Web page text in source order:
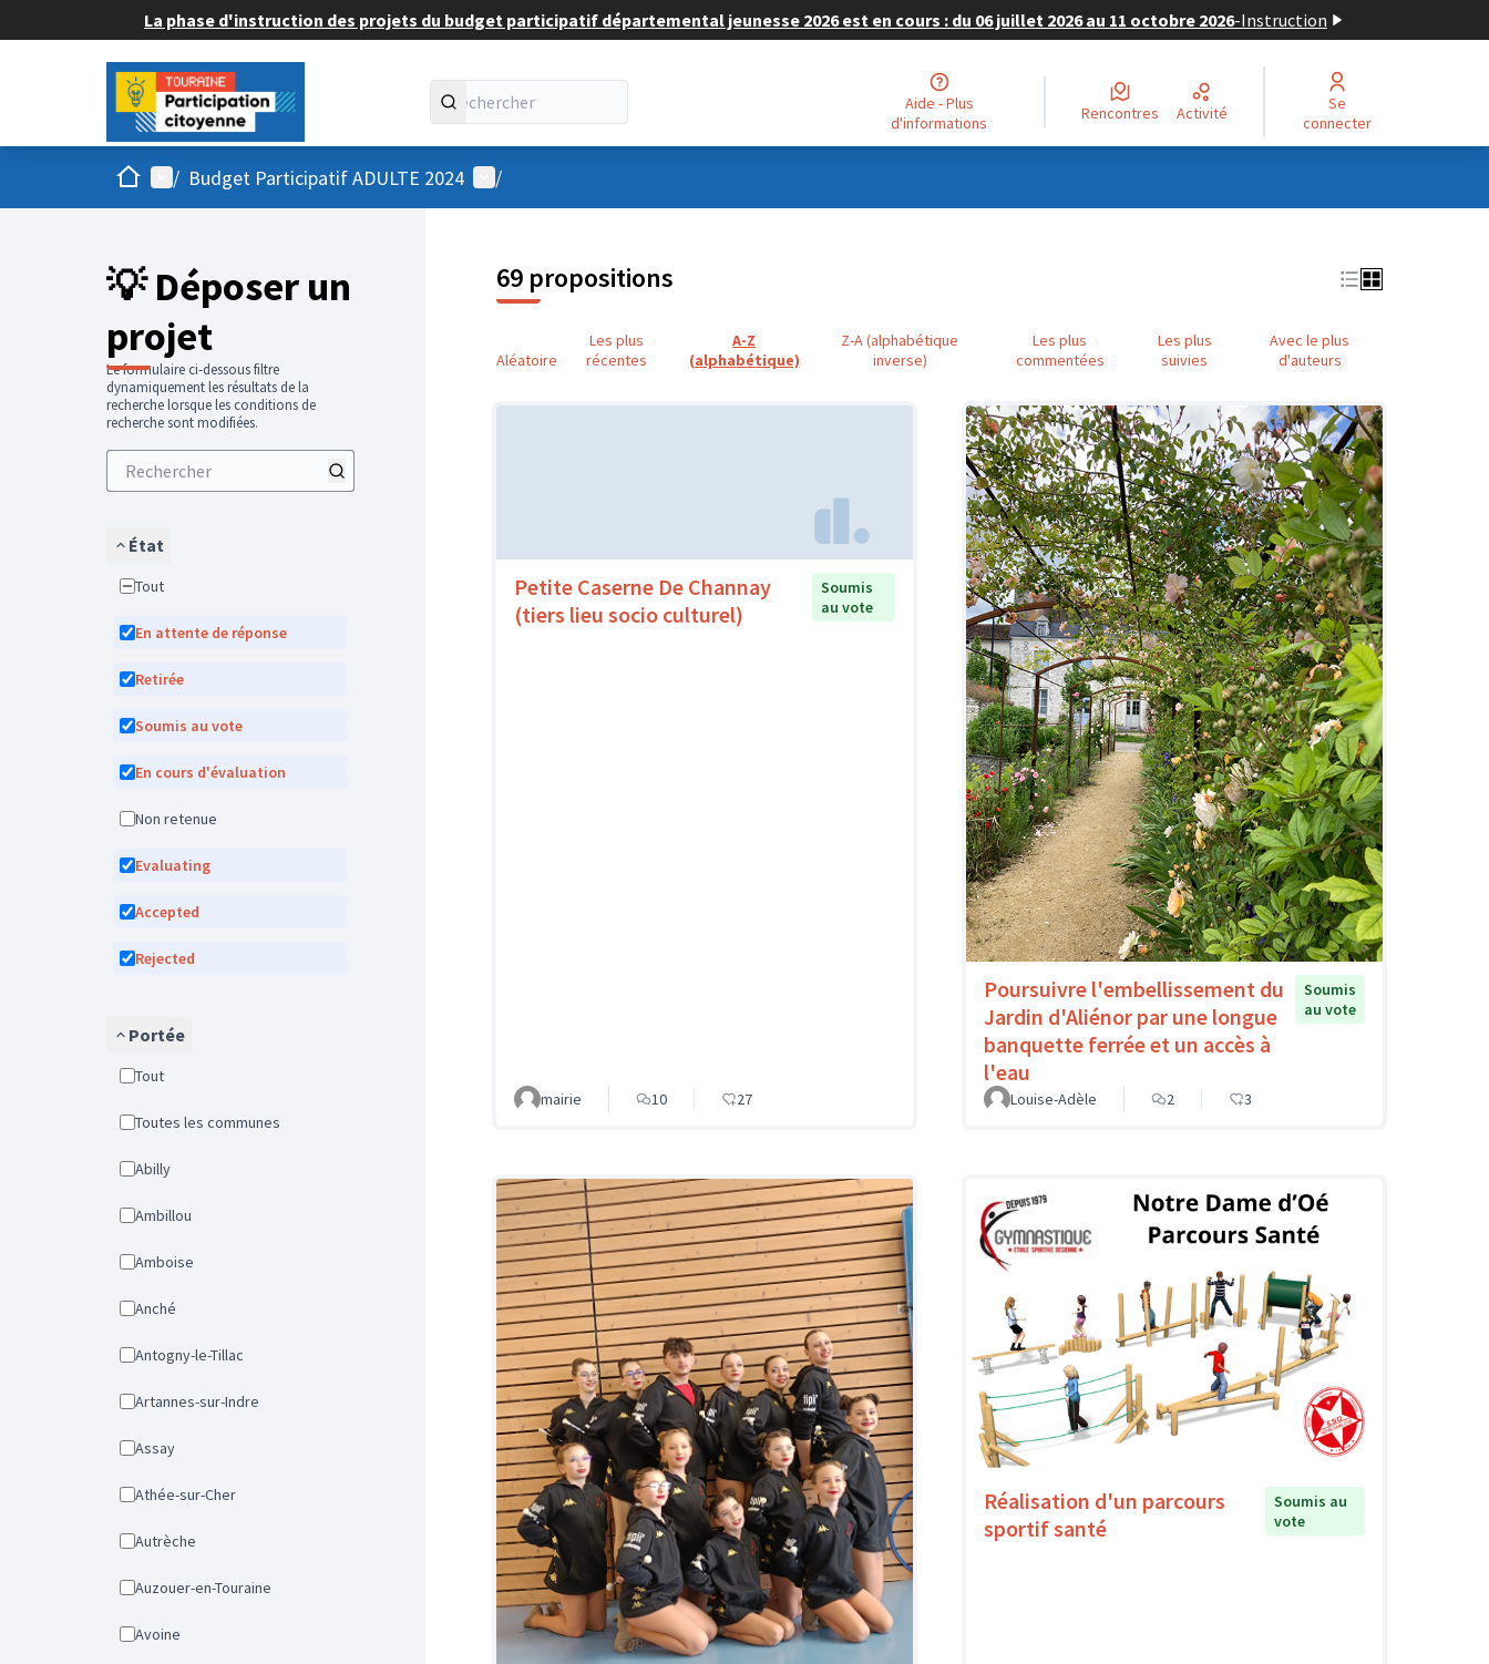
La phase d'instruction des projets du budget participatif départemental jeunesse 2026 est en cours : du 06 juillet 2026 au 11 octobre 2026-Instruction
Aide - Plus
d'informations
Rencontres Activité
Se
connecter
AccueilMenu principal
/ Budget Participatif ADULTE 2024 Menu utilisateur
/
💡 Déposer un
projet
Le formulaire ci-dessous filtre
dynamiquement les résultats de la
recherche lorsque les conditions de
recherche sont modifiées.
État
Tout
En attente de réponse
Retirée
Soumis au vote
En cours d'évaluation
Non retenue
Evaluating
Accepted
Rejected
Portée
Tout
Toutes les communes
Abilly
Ambillou
Amboise
Anché
Antogny-le-Tillac
Artannes-sur-Indre
Assay
Athée-sur-Cher
Autrèche
Auzouer-en-Touraine
Avoine
69 propositions
Aléatoire
Les plus
récentes
A-Z
(alphabétique)
Z-A (alphabétique
inverse)
Les plus
commentées
Les plus
suivies
Avec le plus
d'auteurs
Petite Caserne De Channay
(tiers lieu socio culturel)
Soumis
au vote
mairie 10 27
Poursuivre l'embellissement du
Jardin d'Aliénor par une longue
banquette ferrée et un accès à
l'eau
Soumis
au vote
Louise-Adèle 2 3
Réalisation d'un parcours
sportif santé
Soumis au
vote